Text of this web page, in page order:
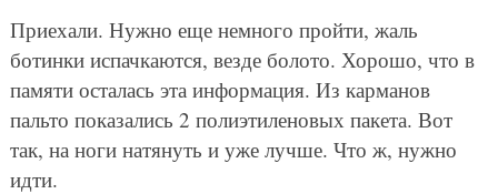
Приехали. Нужно еще немного пройти, жаль
ботинки испачкаются, везде болото. Хорошо, что в
памяти осталась эта информация. Из карманов
пальто показались 2 полиэтиленовых пакета. Вот
так, на ноги натянуть и уже лучше. Что ж, нужно
идти.